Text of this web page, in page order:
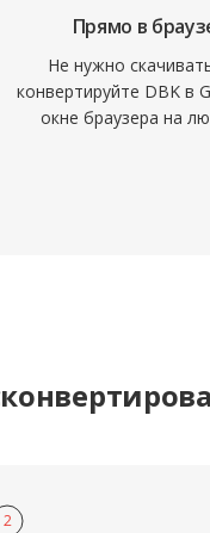
Прямо в
Не нужно
конвертируйте DBK в
окне браузера на
2